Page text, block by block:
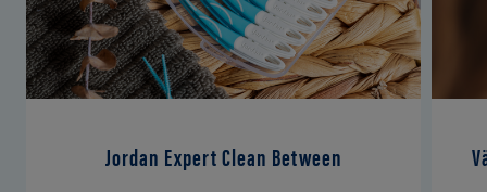
Jordan Expert Clean Between